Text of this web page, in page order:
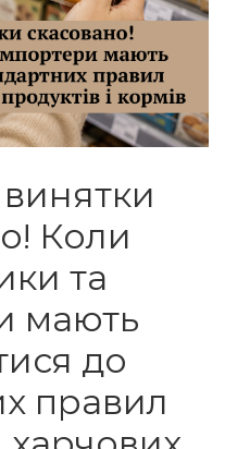
Коли
та
мають
до
правил